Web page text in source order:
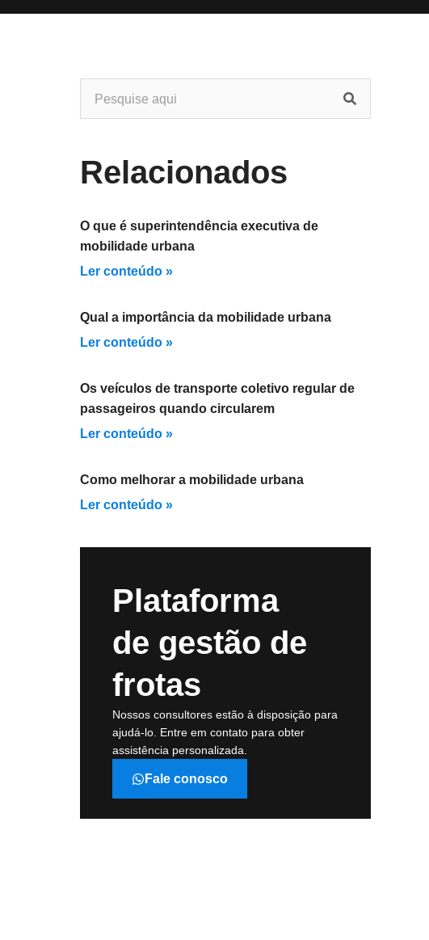
Relacionados
O que é superintendência executiva de
mobilidade urbana
Ler conteúdo »
Qual a importância da mobilidade urbana
Ler conteúdo »
Os veículos de transporte coletivo regular de
passageiros quando circularem
Ler conteúdo »
Como melhorar a mobilidade urbana
Ler conteúdo »
Plataforma
de gestão de
frotas
Nossos consultores estão à disposição para
ajudá-lo. Entre em contato para obter
assistência personalizada.
Fale conosco